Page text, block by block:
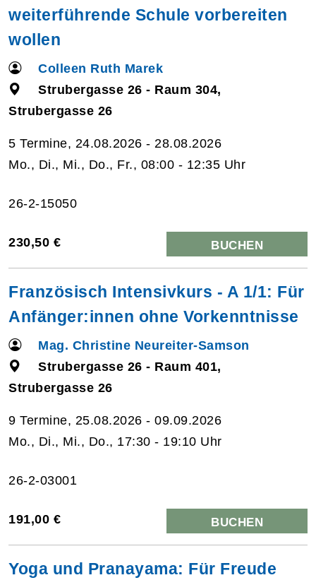
weiterführende Schule vorbereiten
wollen
Colleen Ruth Marek
Strubergasse 26 - Raum 304,
Strubergasse 26
5 Termine, 24.08.2026 - 28.08.2026
Mo., Di., Mi., Do., Fr., 08:00 - 12:35 Uhr
26-2-15050
230,50 € BUCHEN
Französisch Intensivkurs - A 1/1: Für
Anfänger:innen ohne Vorkenntnisse
Mag. Christine Neureiter-Samson
Strubergasse 26 - Raum 401,
Strubergasse 26
9 Termine, 25.08.2026 - 09.09.2026
Mo., Di., Mi., Do., 17:30 - 19:10 Uhr
26-2-03001
191,00 € BUCHEN
Yoga und Pranayama: Für Freude